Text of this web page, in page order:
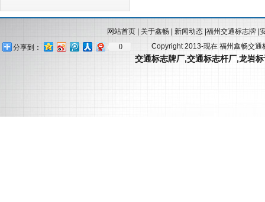
网站首页 关于鑫畅 新闻动态 福州交通标志牌
分享到：
0 Copyright 2013-现在 福州鑫畅交
交通标志牌厂,交通标志杆厂,龙岩